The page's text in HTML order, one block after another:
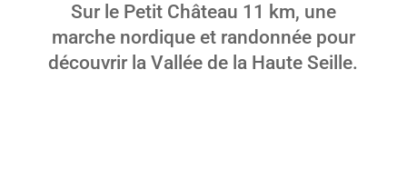
Sur le Petit Château 11 km, une
marche nordique et randonnée pour
découvrir la Vallée de la Haute Seille.